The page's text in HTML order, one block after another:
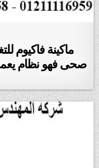
ماكينة فاكيوم
صحى فهو نظام